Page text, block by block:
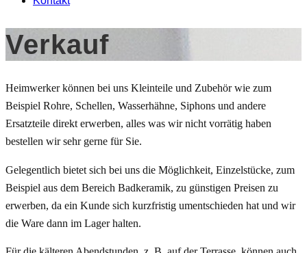
Verkauf
Heimwerker können bei uns Kleinteile und Zubehör wie zum
Beispiel Rohre, Schellen, Wasserhähne, Siphons und andere
Ersatzteile direkt erwerben, alles was wir nicht vorrätig haben
bestellen wir sehr gerne für Sie.
Gelegentlich bietet sich bei uns die Möglichkeit, Einzelstücke, zum
Beispiel aus dem Bereich Badkeramik, zu günstigen Preisen zu
erwerben, da ein Kunde sich kurzfristig umentschieden hat und wir
die Ware dann im Lager halten.